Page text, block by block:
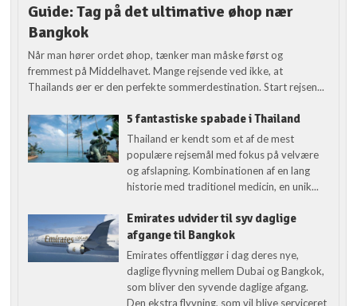
Guide: Tag på det ultimative øhop nær
Bangkok
Når man hører ordet øhop, tænker man måske først og
fremmest på Middelhavet. Mange rejsende ved ikke, at
Thailands øer er den perfekte sommerdestination. Start rejsen...
5 fantastiske spabade i Thailand
Thailand er kendt som et af de mest
populære rejsemål med fokus på velvære
og afslapning. Kombinationen af en lang
historie med traditionel medicin, en unik...
Emirates udvider til syv daglige
afgange til Bangkok
Emirates offentliggør i dag deres nye,
daglige flyvning mellem Dubai og Bangkok,
som bliver den syvende daglige afgang.
Den ekstra flyvning, som vil blive serviceret